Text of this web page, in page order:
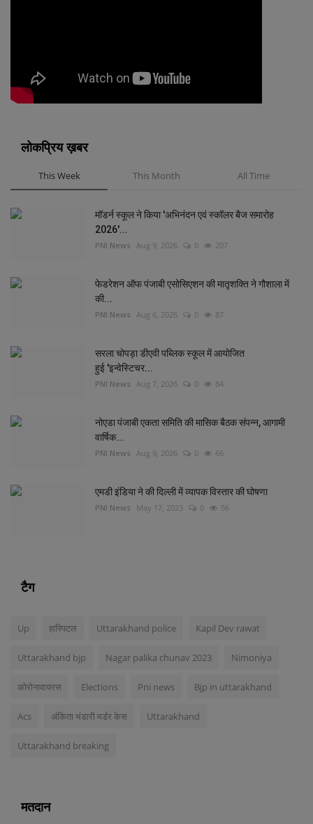
लोकप्रिय ख़बर
This Week This Month All Time
मॉडर्न स्कूल ने किया 'अभिनंदन एवं स्कॉलर बैज समारोह
2026'...
PNI News Aug 9, 2026 0 207
फेडरेशन ऑफ पंजाबी एसोसिएशन की मातृशक्ति ने गौशाला में
की...
PNI News Aug 6, 2026 0 87
सरला चोपड़ा डीएवी पब्लिक स्कूल में आयोजित
हुई 'इन्वेस्टिचर...
PNI News Aug 7, 2026 0 84
नोएडा पंजाबी एकता समिति की मासिक बैठक संपन्न, आगामी
वार्षिक...
PNI News Aug 9, 2026 0 66
एमडी इंडिया ने की दिल्‍ली में व्‍यापक विस्‍तार की घोषणा
PNI News May 17, 2023 0 56
टैग
Up हास्पिटल Uttarakhand police Kapil Dev rawat
Uttarakhand bjp Nagar palika chunav 2023 Nimoniya
कोरोनावायरस Elections Pni news Bjp in uttarakhand
Acs अंकिता भंडारी मर्डर केस Uttarakhand
Uttarakhand breaking
मतदान